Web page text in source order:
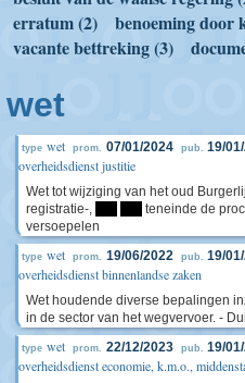
erratum (2)
benoeming door
vacante bettreking (3)
wet
type wet prom. 07/01/2024 pub. 19/
overheidsdienst justitie
Wet tot wijziging van het oud
registratie-,
teneinde de
versoepelen
type wet prom. 19/06/2022 pub. 19/
overheidsdienst binnenlandse zaken
Wet houdende diverse bepalingen
in de sector van het wegvervoer. -
type wet prom. 22/12/2023 pub. 19/
overheidsdienst economie, k.m.o.,